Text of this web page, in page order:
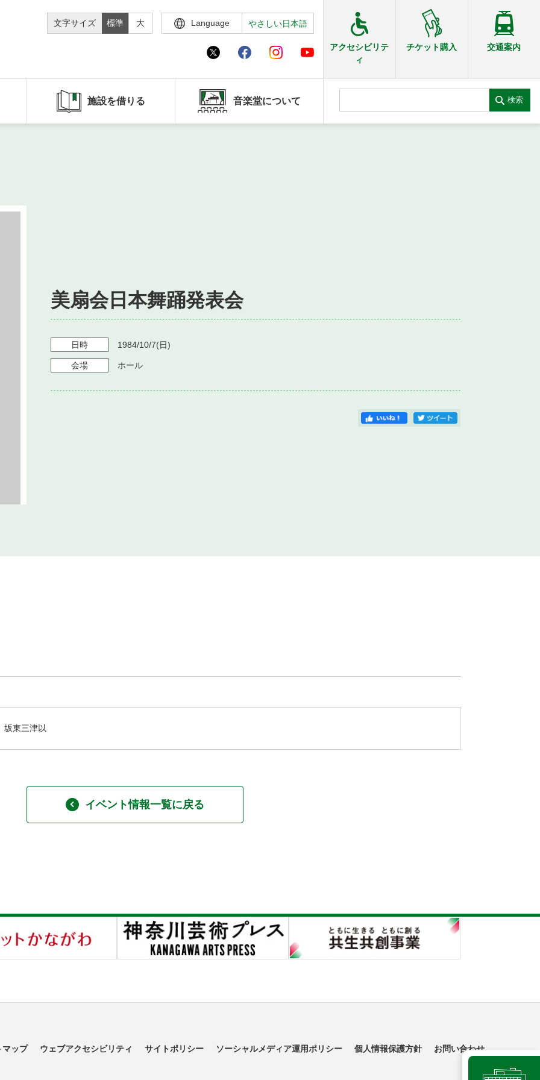
文字サイズ 標準 大 Language やさしい日本語
アクセシビリテ
ィ
チケット購入 交通案内
施設を借りる 音楽堂について 検索
美扇会日本舞踊発表会
日時 1984/10/7(日)
会場 ホール
坂東三津以
イベント情報一覧に戻る
マップ ウェブアクセシビリティ サイトポリシー ソーシャルメディア運用ポリシー 個人情報保護方針 お問い合わせ